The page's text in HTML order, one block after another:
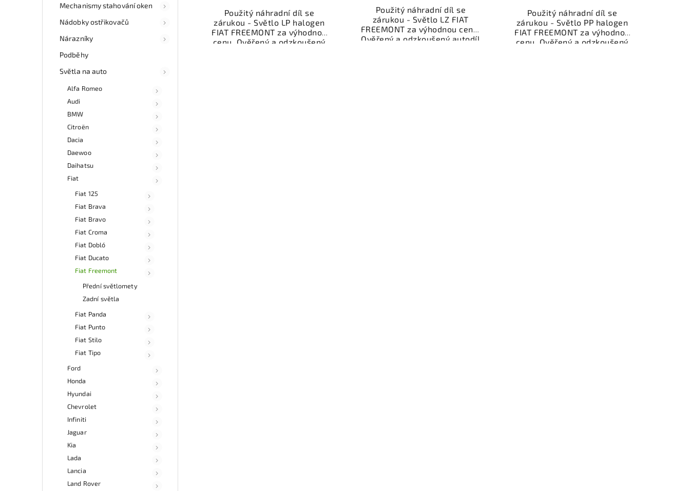
Mechanismy stahování oken
Nádobky ostřikovačů
Nárazníky
Podběhy
Světla na auto
Alfa Romeo
Audi
BMW
Citroën
Dacia
Daewoo
Daihatsu
Fiat
Fiat 125
Fiat Brava
Fiat Bravo
Fiat Croma
Fiat Dobló
Fiat Ducato
Fiat Freemont
Přední světlomety
Zadní světla
Fiat Panda
Fiat Punto
Fiat Stilo
Fiat Tipo
Ford
Honda
Hyundai
Chevrolet
Infiniti
Jaguar
Kia
Lada
Lancia
Land Rover
Použitý náhradní díl se
zárukou - Světlo LP halogen
FIAT FREEMONT za výhodnou
cenu. Ověřený a odzkoušený
Použitý náhradní díl se
zárukou - Světlo LZ FIAT
FREEMONT za výhodnou cenu.
Ověřený a odzkoušený autodíl
Použitý náhradní díl se
zárukou - Světlo PP halogen
FIAT FREEMONT za výhodnou
cenu. Ověřený a odzkoušený